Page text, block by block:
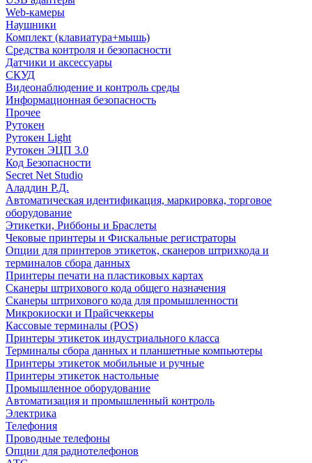
Web-камеры
Наушники
Комплект (клавиатура+мышь)
Средства контроля и безопасности
Датчики и аксессуары
СКУД
Видеонаблюдение и контроль среды
Информационная безопасность
Прочее
Рутокен
Рутокен Light
Рутокен ЭЦП 3.0
Код Безопасности
Secret Net Studio
Аладдин Р.Д.
Автоматическая идентификация, маркировка, торговое
оборудование
Этикетки, Риббоны и Браслеты
Чековые принтеры и Фискальные регистраторы
Опции для принтеров этикеток, сканеров штрихкода и
терминалов сбора данных
Принтеры печати на пластиковых картах
Сканеры штрихового кода общего назначения
Сканеры штрихового кода для промышленности
Микрокиоски и Прайсчеккеры
Кассовые терминалы (POS)
Принтеры этикеток индустриального класса
Терминалы сбора данных и планшетные компьютеры
Принтеры этикеток мобильные и ручные
Принтеры этикеток настольные
Промышленное оборудование
Автоматизация и промышленный контроль
Электрика
Телефония
Проводные телефоны
Опции для радиотелефонов